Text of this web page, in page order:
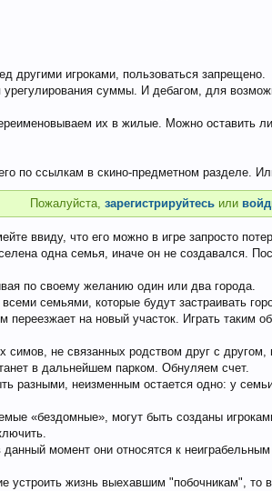
игроками, пользоваться запрещено.
суммы. И дебагом, для
их в жилые. Можно оставить
по ссылкам в скино-предметном разделе.
Пожалуйста, зарегистрируйтесьили
ввиду, что его можно в игре запросто
одна семья, иначе он не создавался.
по своему желанию один или два города.
семьями, которые будут застраивать
переезжает на новый участок. Играть таким
не связанных родством друг с
в дальнейшем парком. Обнуляем счет.
разными, неизменным остается одно: у
«бездомные», могут быть созданы
момент они относятся к
устроить жизнь выехавшим "побочникам",